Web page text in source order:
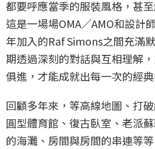
都要呼應當季的服裝風格，甚
這是一場場OMA／AMO和設計
年加入的Raf Simons之間充滿
期透過深刻的對話與互相理解
俱進，才能成就出每一次的經典
回顧多年來，等高線地圖、打
圓型體育館、復古臥室、老派
的海灘、房間與房間的串連等